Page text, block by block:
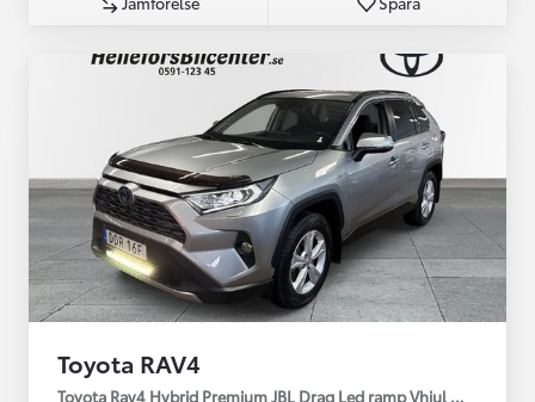
Toyota RAV4
Toyota Rav4 Hybrid Premium JBL Drag Led ramp Vhjul motorv